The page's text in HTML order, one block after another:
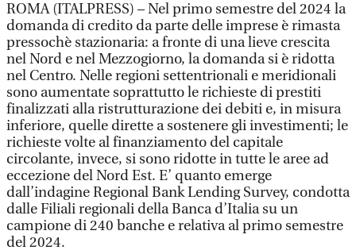
ROMA (ITALPRESS) – Nel primo semestre del 2024 la
domanda di credito da parte delle imprese è rimasta
pressochè stazionaria: a fronte di una lieve crescita
nel Nord e nel Mezzogiorno, la domanda si è ridotta
nel Centro. Nelle regioni settentrionali e meridionali
sono aumentate soprattutto le richieste di prestiti
finalizzati alla ristrutturazione dei debiti e, in misura
inferiore, quelle dirette a sostenere gli investimenti; le
richieste volte al finanziamento del capitale
circolante, invece, si sono ridotte in tutte le aree ad
eccezione del Nord Est. E’ quanto emerge
dall’indagine Regional Bank Lending Survey, condotta
dalle Filiali regionali della Banca d’Italia su un
campione di 240 banche e relativa al primo semestre
del 2024.